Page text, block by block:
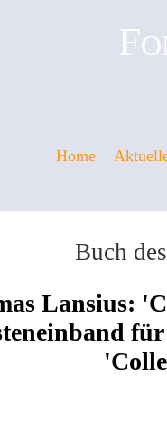
Home
Buch
Lansius: